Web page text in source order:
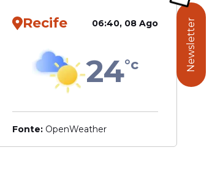
Recife 06:40, 08 Ago
24°c
Fonte: OpenWeather
Newsletter